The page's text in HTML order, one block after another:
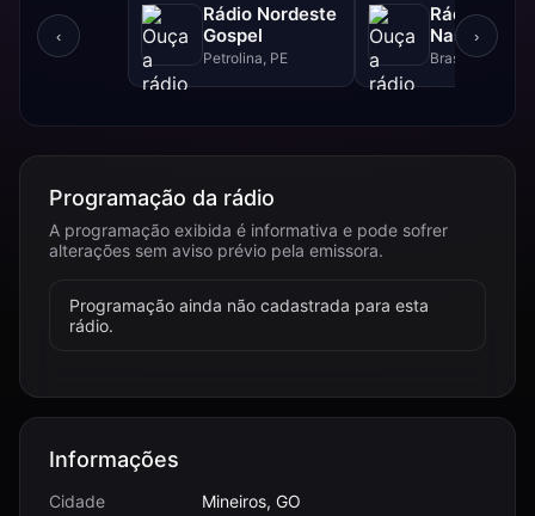
‹
Rádio Nordeste
Gospel
Petrolina, PE
Rádio Sol
Nascente
Brasília, DF
›
Programação da rádio
A programação exibida é informativa e pode sofrer
alterações sem aviso prévio pela emissora.
Programação ainda não cadastrada para esta
rádio.
Informações
Cidade
Mineiros, GO